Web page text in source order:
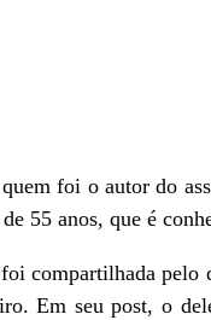
foi o autor do
55 anos, que é
compartilhada
Em seu post, o